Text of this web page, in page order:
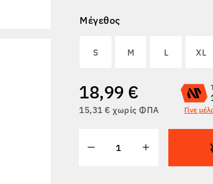
Μέγεθος
S M L XL
18,99 €
15,31 € χωρίς ΦΠΑ Γίνε